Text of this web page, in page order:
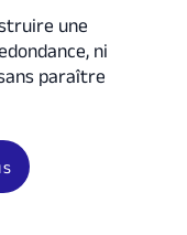
une
ni
paraître